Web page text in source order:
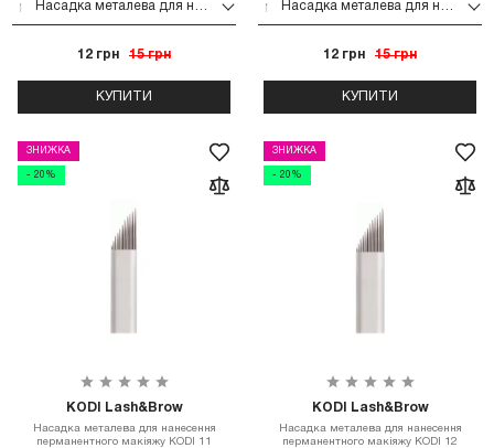
12 грн 15 грн
КУПИТИ
12 грн 15 грн
КУПИТИ
ЗНИЖКА
- 20%
KODI Lash&Brow
Насадка металева для нанесення
перманентного макіяжу KODI 11
ЗНИЖКА
- 20%
KODI Lash&Brow
Насадка металева для нанесення
перманентного макіяжу KODI 12